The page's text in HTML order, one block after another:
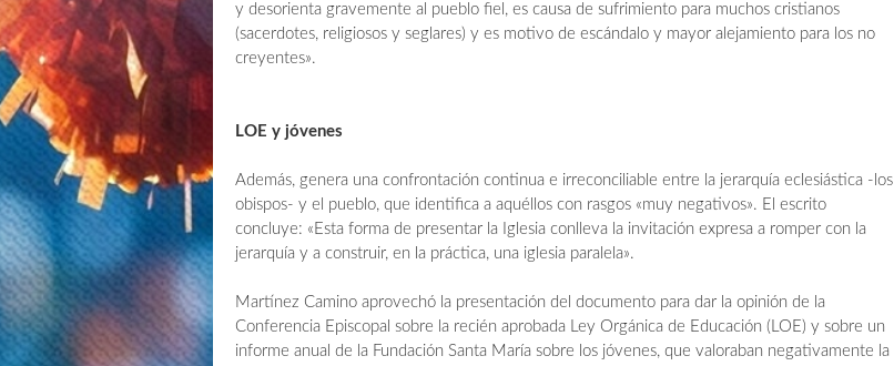
y desorienta gravemente al pueblo fiel, es causa de sufrimiento para muchos cristianos
(sacerdotes, religiosos y seglares) y es motivo de escándalo y mayor alejamiento para los no
creyentes».
LOE y jóvenes
Además, genera una confrontación continua e irreconciliable entre la jerarquía eclesiástica -los
obispos- y el pueblo, que identifica a aquéllos con rasgos «muy negativos». El escrito
concluye: «Esta forma de presentar la Iglesia conlleva la invitación expresa a romper con la
jerarquía y a construir, en la práctica, una iglesia paralela».
Martínez Camino aprovechó la presentación del documento para dar la opinión de la
Conferencia Episcopal sobre la recién aprobada Ley Orgánica de Educación (LOE) y sobre un
informe anual de la Fundación Santa María sobre los jóvenes, que valoraban negativamente la